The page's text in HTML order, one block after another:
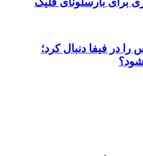
را در فیفا دنبال کرد؛